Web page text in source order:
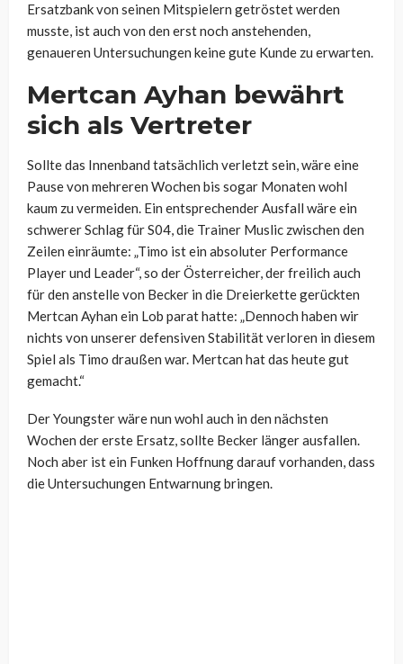
Ersatzbank von seinen Mitspielern getröstet werden
musste, ist auch von den erst noch anstehenden,
genaueren Untersuchungen keine gute Kunde zu erwarten.
Mertcan Ayhan bewährt
sich als Vertreter
Sollte das Innenband tatsächlich verletzt sein, wäre eine
Pause von mehreren Wochen bis sogar Monaten wohl
kaum zu vermeiden. Ein entsprechender Ausfall wäre ein
schwerer Schlag für S04, die Trainer Muslic zwischen den
Zeilen einräumte: „Timo ist ein absoluter Performance
Player und Leader“, so der Österreicher, der freilich auch
für den anstelle von Becker in die Dreierkette gerückten
Mertcan Ayhan ein Lob parat hatte: „Dennoch haben wir
nichts von unserer defensiven Stabilität verloren in diesem
Spiel als Timo draußen war. Mertcan hat das heute gut
gemacht.“
Der Youngster wäre nun wohl auch in den nächsten
Wochen der erste Ersatz, sollte Becker länger ausfallen.
Noch aber ist ein Funken Hoffnung darauf vorhanden, dass
die Untersuchungen Entwarnung bringen.